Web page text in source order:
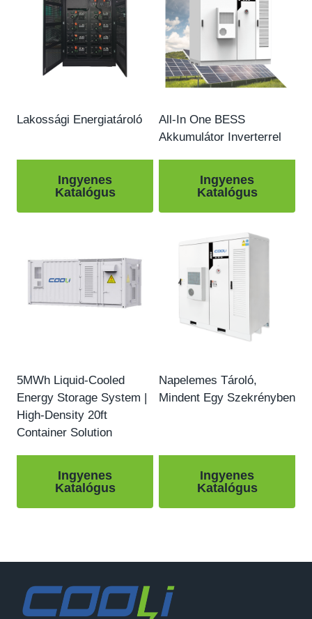
Lakossági Energiatároló
Ingyenes
Katalógus
All-In One BESS
Akkumulátor Inverterrel
Ingyenes
Katalógus
5MWh Liquid-Cooled
Energy Storage System |
High-Density 20ft
Container Solution
Ingyenes
Katalógus
Napelemes Tároló,
Mindent Egy Szekrényben
Ingyenes
Katalógus